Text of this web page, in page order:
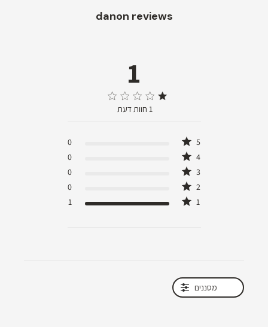
danon reviews
1
1 star rating
1 חוות דעת
1
1
2
0
3
0
4
0
5
0
מסננים